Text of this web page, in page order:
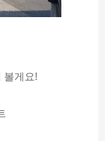
볼게요!